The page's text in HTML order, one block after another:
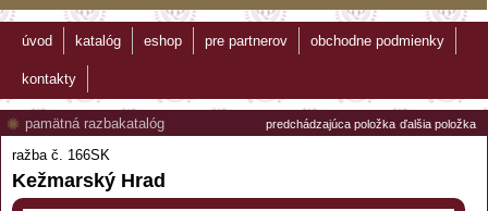
úvod katalóg eshop pre partnerov obchodne podmienky
kontakty
predchádzajúca položka ďalšia položka
pamätná razbakatalóg
ražba č. 166SK
Kežmarský Hrad